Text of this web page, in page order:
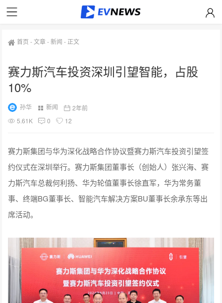
首页 -文章-新闻 - 正文
赛力斯汽车投资深圳引望智能，占股
10%
孙华 新闻
2年前
5.61K
0 12
赛力斯集团与华为深化战略合作协议暨赛力斯汽车投资引望签
约仪式在深圳举行。赛力斯集团董事长（创始人）张兴海、赛
力斯汽车总裁何利扬、华为轮值董事长徐直军，华为常务董
事、终端BG董事长、智能汽车解决方案BU董事长余承东等出
席活动。